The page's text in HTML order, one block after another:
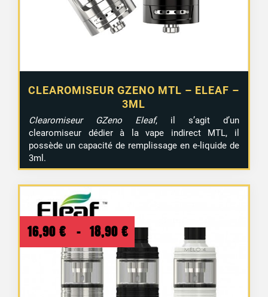
CLEAROMISEUR GZENO MTL – ELEAF –
3ML
Clearomiseur GZeno Eleaf, il s’agit d’un
clearomiseur dédier à la vape indirect MTL, il
possède un capacité de remplissage en e-liquide de
3ml.
16,90 € – 18,90 € Plage
de
prix :